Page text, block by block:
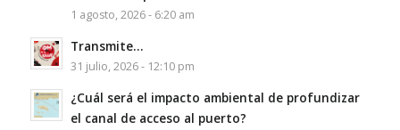
1 agosto, 2026 - 6:20 am
Transmite…
31 julio, 2026 - 12:10 pm
¿Cuál será el impacto ambiental de profundizar
el canal de acceso al puerto?